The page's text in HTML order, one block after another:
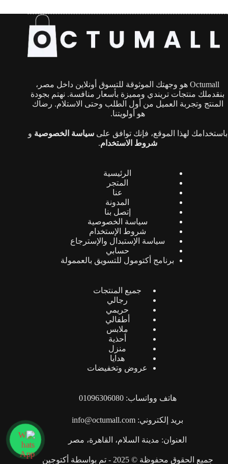
Octumall هو وجهتك الموثوقة للتسوق أونلاين داخل مصر،
بنقدملك منتجات تريندي ومميزة بأسعار منافسة. نهتم بجودة
المنتج وتجربة العميل من أول الطلب وحتى الاستلام. رضاك
هو أولويتنا.
باستخدامك لهذا الموقع، فإنك توافق علىسياسة الخصوصية و
شروط الاستخدام.
الرئيسية
المتجر
عنا
المدونة
إتصل بنا
سياسة الخصوصية
شروط الإستخدام
سياسة الإستبدال والإسترجاع
حسابي
برنامج أكتومول للتسويق بالعممولة
جميع المنتجات
رجالي
حريمي
أطفالي
ملابس
أحذية
منزل
هدايا
عروض وتخفيضات
هاتف وواتساب: 01096306080
بريد إلكتروني: info@octumall.com
العنوان: مدينة السلام، القاهرة، مصر
جميع الحقوق محفوظة © 2025 - تم بواسطة أكتوجين